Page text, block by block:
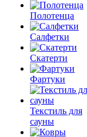
Полотенца
Салфетки
Скатерти
Фартуки
Текстиль для
сауны